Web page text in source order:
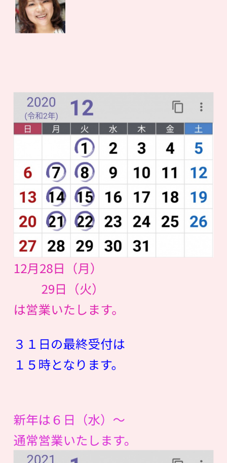
12月28日（月）
29日（火）
は営業いたします。
３１日の最終受付は
１５時となります。
新年は６日（水）～
通常営業いたします。